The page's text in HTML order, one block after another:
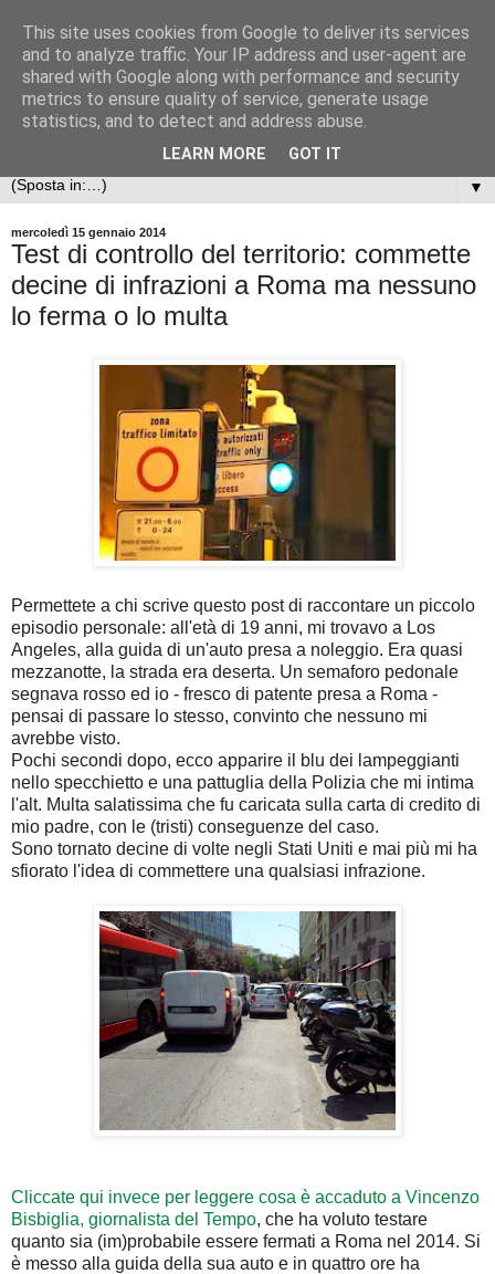
▼
mercoledì 15 gennaio 2014
Test di controllo del territorio: commette
decine di infrazioni a Roma ma nessuno
lo ferma o lo multa
Permettete a chi scrive questo post di raccontare un piccolo
episodio personale: all'età di 19 anni, mi trovavo a Los
Angeles, alla guida di un'auto presa a noleggio. Era quasi
mezzanotte, la strada era deserta. Un semaforo pedonale
segnava rosso ed io - fresco di patente presa a Roma -
pensai di passare lo stesso, convinto che nessuno mi
avrebbe visto.
Pochi secondi dopo, ecco apparire il blu dei lampeggianti
nello specchietto e una pattuglia della Polizia che mi intima
l'alt. Multa salatissima che fu caricata sulla carta di credito di
mio padre, con le (tristi) conseguenze del caso.
Sono tornato decine di volte negli Stati Uniti e mai più mi ha
sfiorato l'idea di commettere una qualsiasi infrazione.
Cliccate qui invece per leggere cosa è accaduto a Vincenzo
Bisbiglia, giornalista del Tempo, che ha voluto testare
quanto sia (im)probabile essere fermati a Roma nel 2014. Si
è messo alla guida della sua auto e in quattro ore ha
This site uses cookies from Google to deliver its services
and to analyze traffic. Your IP address and user-agent are
shared with Google along with performance and security
metrics to ensure quality of service, generate usage
statistics, and to detect and address abuse.
LEARN MORE GOT IT